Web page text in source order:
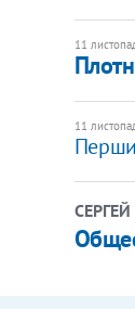
11
11